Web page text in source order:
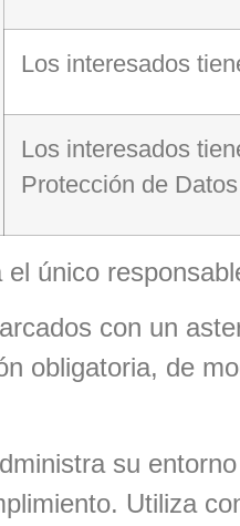
Los interesados
Los interesados
Protección de
el único
con un
obligatoria, de
su
Utiliza